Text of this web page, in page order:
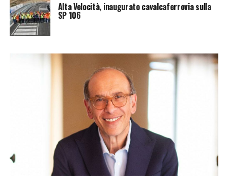
Alta Velocità, inaugurato cavalcaferrovia sulla
SP 106